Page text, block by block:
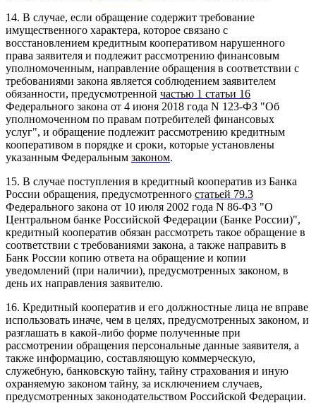
14. В случае, если обращение содержит требование
имущественного характера, которое связано с
восстановлением кредитным кооперативом нарушенного
права заявителя и подлежит рассмотрению финансовым
уполномоченным, направление обращения в соответствии с
требованиями закона является соблюдением заявителем
обязанности, предусмотренной частью 1 статьи 16
Федерального закона от 4 июня 2018 года N 123-ФЗ "Об
уполномоченном по правам потребителей финансовых
услуг", и обращение подлежит рассмотрению кредитным
кооперативом в порядке и сроки, которые установлены
указанным Федеральным законом.
15. В случае поступления в кредитный кооператив из Банка
России обращения, предусмотренного статьей 79.3
Федерального закона от 10 июля 2002 года N 86-ФЗ "О
Центральном банке Российской Федерации (Банке России)",
кредитный кооператив обязан рассмотреть такое обращение в
соответствии с требованиями закона, а также направить в
Банк России копию ответа на обращение и копии
уведомлений (при наличии), предусмотренных законом, в
день их направления заявителю.
16. Кредитный кооператив и его должностные лица не вправе
использовать иначе, чем в целях, предусмотренных законом, и
разглашать в какой-либо форме полученные при
рассмотрении обращения персональные данные заявителя, а
также информацию, составляющую коммерческую,
служебную, банковскую тайну, тайну страхования и иную
охраняемую законом тайну, за исключением случаев,
предусмотренных законодательством Российской Федерации.